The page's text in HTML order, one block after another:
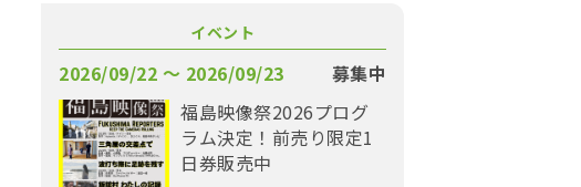
イベント
2026/09/22 〜 2026/09/23
募集中
福島映像祭2026プログ
ラム決定！前売り限定1
日券販売中